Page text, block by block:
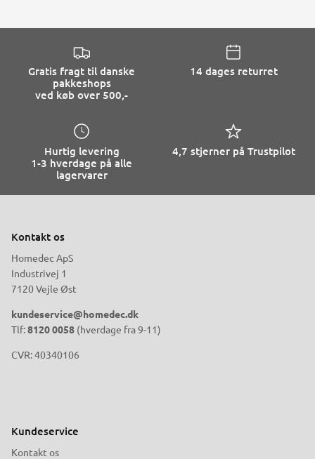
Gratis fragt til danske
pakkeshops
ved køb over 500,-
14 dages returret
Hurtig levering
1-3 hverdage på alle
lagervarer
4,7 stjerner på Trustpilot
Kontakt os
Homedec ApS
Industrivej 1
7120 Vejle Øst
kundeservice@homedec.dk
Tlf:8120 0058 (hverdage fra 9-11)
CVR: 40340106
Kundeservice
Kontakt os